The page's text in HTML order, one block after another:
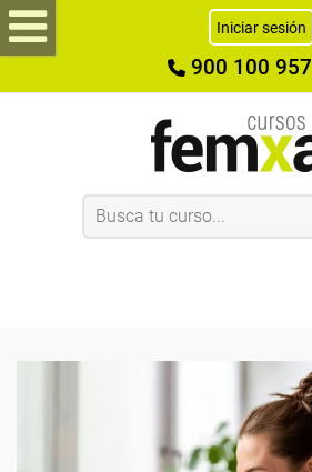
Iniciar sesión
900 100 957